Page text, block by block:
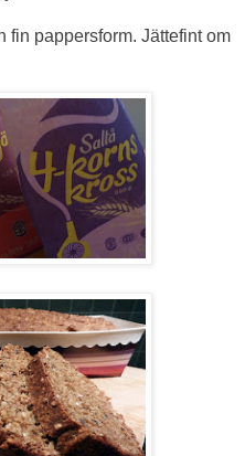
fin pappersform. Jättefint om